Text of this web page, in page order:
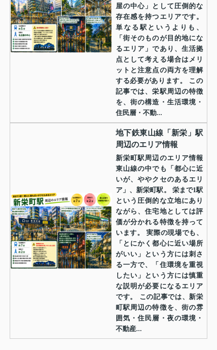
屋の中心」として圧倒的な
存在感を持つエリアです。
単なる駅というよりも、
「街そのものが目的地にな
るエリア」であり、生活拠
点として考える場合はメリ
ットと注意点の両方を理解
する必要があります。 この
記事では、栄駅周辺の特徴
を、街の構造・生活環境・
住民層・不動...
地下鉄東山線「新栄」駅
周辺のエリア情報
新栄町駅周辺のエリア情報
東山線の中でも「都心に近
いが、ややクセのあるエリ
ア」、新栄町駅。 栄まで1駅
という圧倒的な立地にあり
ながら、住宅地としては評
価が分かれる特徴を持って
います。 実際の現場でも、
「とにかく都心に近い場所
がいい」という方には刺さ
る一方で、「住環境を重視
したい」という方には慎重
な説明が必要になるエリア
です。 この記事では、新栄
町駅周辺の特徴を、街の雰
囲気・住民層・夜の環境・
不動産...